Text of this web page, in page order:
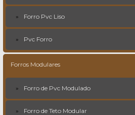
Forro Pvc Liso
Pvc Forro
Forros Modulares
Forro de Pvc Modulado
Forro de Teto Modular